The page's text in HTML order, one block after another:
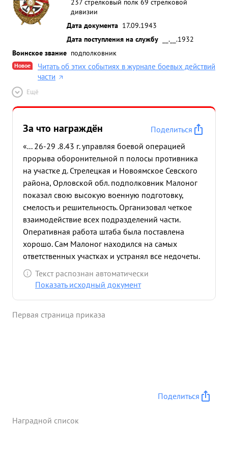
усовершенствовани района обороны полка и
расстановке огневых средств, сочетая это с
тактическими требованиями современного
оборонительного боя, в результате чего полк
значительно улучшил район своей обороны
Произведен ...»
дивизии
Дата документа 17.09.1943
Дата поступления на службу
__.__.1932
Воинское звание подполковник
Новое
Читать об этих событиях в журнале боевых действий
части
Ещё
За что награждён
Поделиться
«... 26-29 .8.43 г. управляя боевой операцией
прорыва оборонительной п полосы противника
на участке д. Стрелецкая и Новоямское Севского
района, Орловской обл. подполковник Малоног
показал свою высокую военную подготовку,
смелость и решительность. Организовал четкое
взаимодействие всех подразделений части.
Оперативная работа штаба была поставлена
хорошо. Сам Малоног находился на самых
ответственных участках и устранял все недочеты.
Операция была тщательно продумана и
подготовлена в результате пего была успешно
населенными пунктами Стрелецкая и Ново-
Текст распознан автоматически
Показать исходный документ
Первая страница приказа
Поделиться
Наградной список